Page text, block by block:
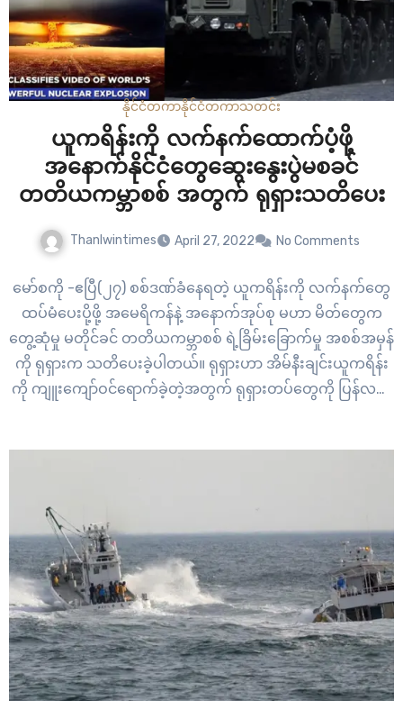
နိုင်ငံတကာနိုင်ငံတကာသတင်း
ယူကရိန်းကို လက်နက်ထောက်ပံ့ဖို့
အနောက်နိုင်ငံတွေဆွေးနွေးပွဲမစခင်
တတိယကမ္ဘာစစ် အတွက် ရုရှားသတိပေး
Thanlwintimes April 27, 2022 No Comments
မော်စကို -ဧပြီ(၂၇) စစ်ဒဏ်ခံနေရတဲ့ ယူကရိန်းကို လက်နက်တွေ
ထပ်မံပေးပို့ဖို့ အမေရိကန်နဲ့ အနောက်အုပ်စု မဟာ မိတ်တွေက
တွေ့ဆုံမှု မတိုင်ခင် တတိယကမ္ဘာစစ် ရဲ့ခြိမ်းခြောက်မှု အစစ်အမှန်
ကို ရုရှားက သတိပေးခဲ့ပါတယ်။ ရုရှားဟာ အိမ်နီးချင်းယူကရိန်း
ကို ကျူးကျော်ဝင်ရောက်ခဲ့တဲ့အတွက် ရုရှားတပ်တွေကို ပြန်လည်